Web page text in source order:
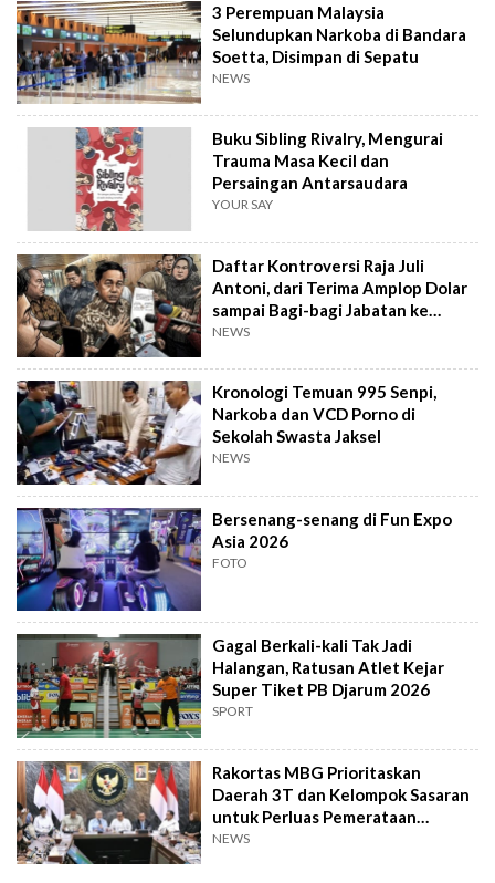
3 Perempuan Malaysia
Selundupkan Narkoba di Bandara
Soetta, Disimpan di Sepatu
NEWS
Buku Sibling Rivalry, Mengurai
Trauma Masa Kecil dan
Persaingan Antarsaudara
YOUR SAY
Daftar Kontroversi Raja Juli
Antoni, dari Terima Amplop Dolar
sampai Bagi-bagi Jabatan ke
Kader PSI
NEWS
Kronologi Temuan 995 Senpi,
Narkoba dan VCD Porno di
Sekolah Swasta Jaksel
NEWS
Bersenang-senang di Fun Expo
Asia 2026
FOTO
Gagal Berkali-kali Tak Jadi
Halangan, Ratusan Atlet Kejar
Super Tiket PB Djarum 2026
SPORT
Rakortas MBG Prioritaskan
Daerah 3T dan Kelompok Sasaran
untuk Perluas Pemerataan
Program
NEWS